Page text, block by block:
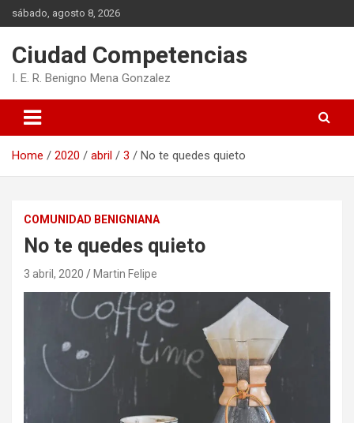
Skip
to
sábado, agosto 8, 2026
Ciudad Competencias
I. E. R. Benigno Mena Gonzalez
Home 2020 abril 3 No te quedes quieto
COMUNIDAD BENIGNIANA
No te quedes quieto
3 abril, 2020 Martin Felipe